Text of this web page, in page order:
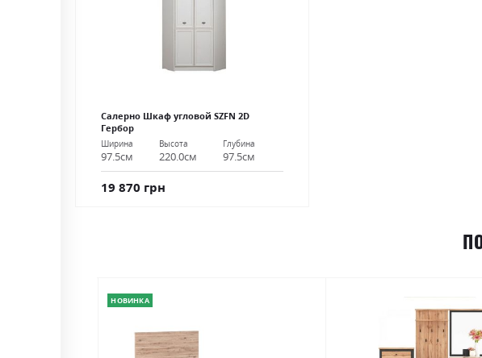
Салерно Шкаф угловой SZFN 2D
Гербор
Ширина
97.5см
Высота
220.0см
Глубина
97.5см
19 870 грн
НОВИНКА